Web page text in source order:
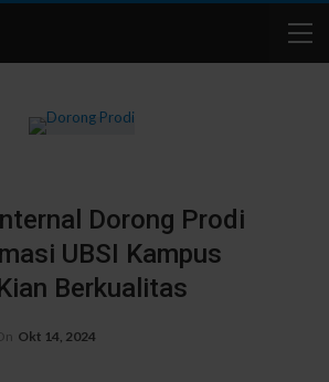
Dorong Prodi
UBSI Kampus
Berkualitas
Okt 14, 2024